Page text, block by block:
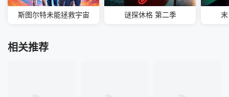
斯图尔特未能拯救宇宙 谜探休格 第二季
相关推荐